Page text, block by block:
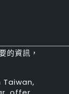
的資訊，